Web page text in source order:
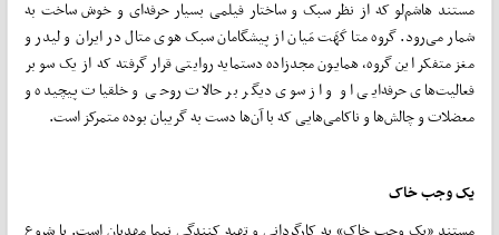
مستند هاشم‌لو که از نظر سبک و ساختار فیلمی بسیار حرفه‌ای و خوش ساخت به
شمار می‌رود. گروه متا کَهَت مَیان از پیشگامان سبک هوی متال در ایران و لیدر و
مغز متفکر این گروه، همایون مجدزاده دستمایه روایتی قرار گرفته که از یک سو بر
فعالیت‌های حرفه‌ایی او و از سوی دیگر بر حالات روحی و خلقیات پیچیده و
معضلات و چالش‌ها و ناکامی‌هایی که با آن‌ها دست به گریبان بوده متمرکز است.
یک وجب خاک